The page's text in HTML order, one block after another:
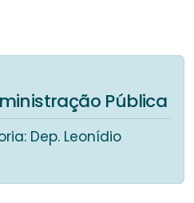
Pública
Dep. Leonídio